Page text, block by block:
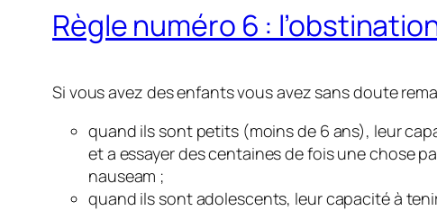
Règle numéro 6 :
Si vous avez des enfants vous avez sans doute
quand ils sont petits (moins de 6 ans), leur
et a essayer des centaines de fois une chose
nauseam ;
quand ils sont adolescents, leur capacité à